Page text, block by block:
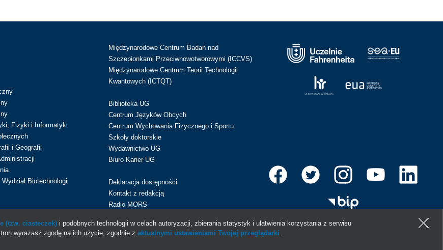
Fizyki i Informatyki
i Geografii
Biotechnologii
Międzynarodowe Centrum Badań nad
Szczepionkami Przeciwnowotworowymi (ICCVS)
Międzynarodowe Centrum Teorii Technologii
Kwantowych (ICTQT)
Biblioteka UG
Centrum Języków Obcych
Centrum Wychowania Fizycznego i Sportu
Szkoły doktorskie
Wydawnictwo UG
Biuro Karier UG
Deklaracja dostępności
Kontakt z redakcją
Radio MORS
© 2013-2026 Uniwersytet Gdański
(tzw. ciasteczek)i podobnych technologii w celach autoryzacji, zbierania statystyk i ułatwienia korzystania z serwisu
wyrażasz zgodę na ich użycie, zgodnie z aktualnymi ustawieniami Twojej przeglądarki.